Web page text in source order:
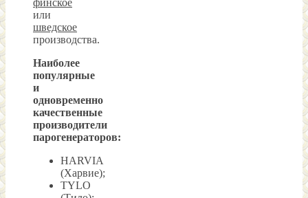
финское
или
шведское
производства.
Наиболее
популярные
и
одновременно
качественные
производители
парогенераторов:
HARVIA
(Харвие);
TYLO